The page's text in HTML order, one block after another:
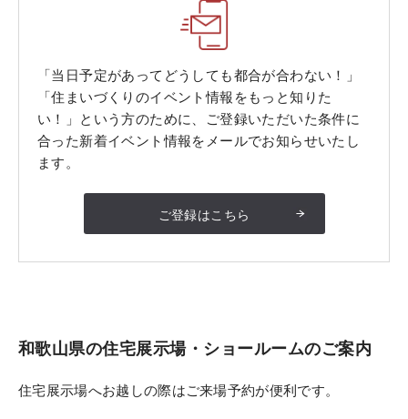
「当日予定があってどうしても都合が合わない！」
「住まいづくりのイベント情報をもっと知りた
い！」という方のために、ご登録いただいた条件に
合った新着イベント情報をメールでお知らせいたし
ます。
ご登録はこちら
和歌山県の住宅展示場・ショールームのご案内
住宅展示場へお越しの際はご来場予約が便利です。